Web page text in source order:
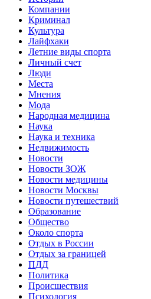
Компании
Криминал
Культура
Лайфхаки
Летние виды спорта
Личный счет
Люди
Места
Мнения
Мода
Народная медицина
Наука
Наука и техника
Недвижимость
Новости
Новости ЗОЖ
Новости медицины
Новости Москвы
Новости путешествий
Образование
Общество
Около спорта
Отдых в России
Отдых за границей
ПДД
Политика
Происшествия
Психология